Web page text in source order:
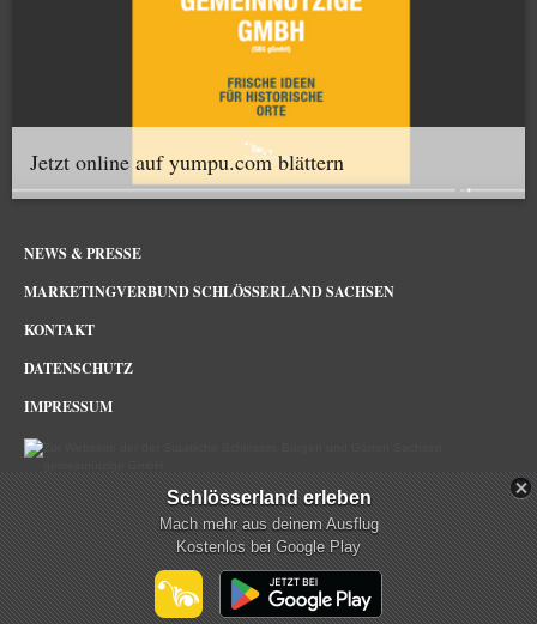
Jetzt online auf yumpu.com blättern
NEWS & PRESSE
MARKETINGVERBUND SCHLÖSSERLAND SACHSEN
KONTAKT
DATENSCHUTZ
IMPRESSUM
Schlösserland Sachsen im Netz
Schlösserland erleben
Mach mehr aus deinem Ausflug
Kostenlos bei Google Play
mehr